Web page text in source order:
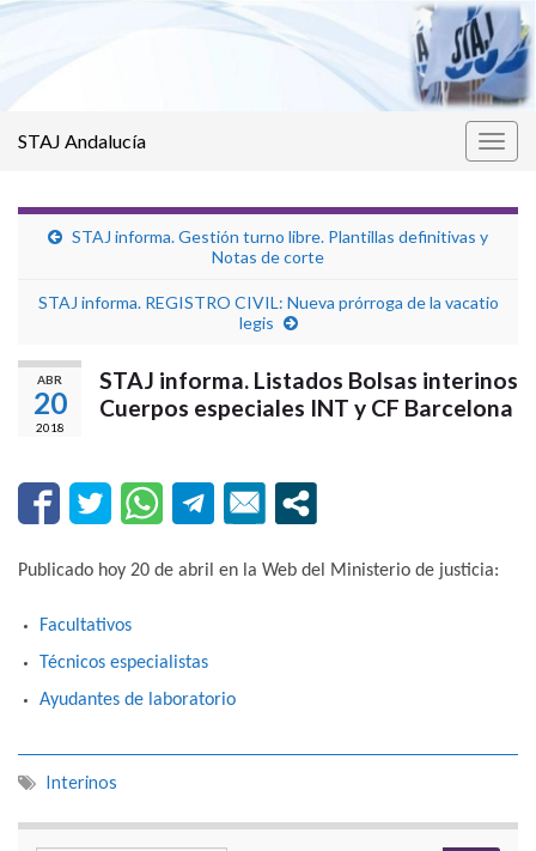
STAJ Andalucía
STAJ informa. Gestión turno libre. Plantillas definitivas y
Notas de corte
STAJ informa. REGISTRO CIVIL: Nueva prórroga de la vacatio
legis
ABR
20
2018
STAJ informa. Listados Bolsas interinos
Cuerpos especiales INT y CF Barcelona
Publicado hoy 20 de abril en la Web del Ministerio de justicia:
Facultativos
Técnicos especialistas
Ayudantes de laboratorio
Interinos